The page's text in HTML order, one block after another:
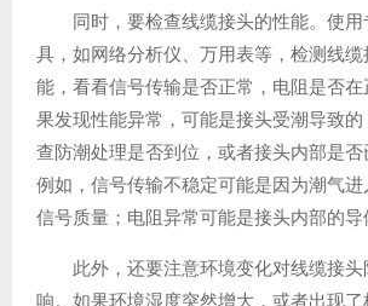
同时，要检查线缆接头的性能。使用
具，如网络分析仪、万用表等，检测线缆
能，看看信号传输是否正常，电阻是否
果发现性能异常，可能是接头受潮导致
查防潮处理是否到位，或者接头内部是否
例如，信号传输不稳定可能是因为潮气进
信号质量；电阻异常可能是接头内部的导
此外，还要注意环境变化对线缆接
响。如果环境湿度突然增大，或者出现